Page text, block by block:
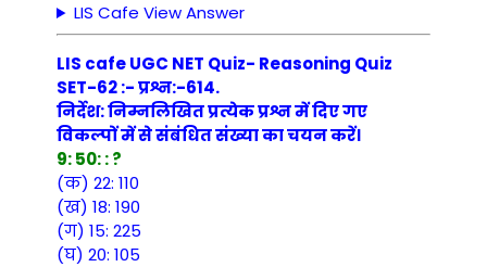
LIS Cafe View Answer
LIS cafe UGC NET Quiz- Reasoning Quiz
SET-62 :- प्रश्न:-614.
निर्देश: निम्नलिखित प्रत्येक प्रश्न में दिए गए
विकल्पों में से संबंधित संख्या का चयन करें।
9: 50: : ?
(क) 22: 110
(ख) 18: 190
(ग) 15: 225
(घ) 20: 105